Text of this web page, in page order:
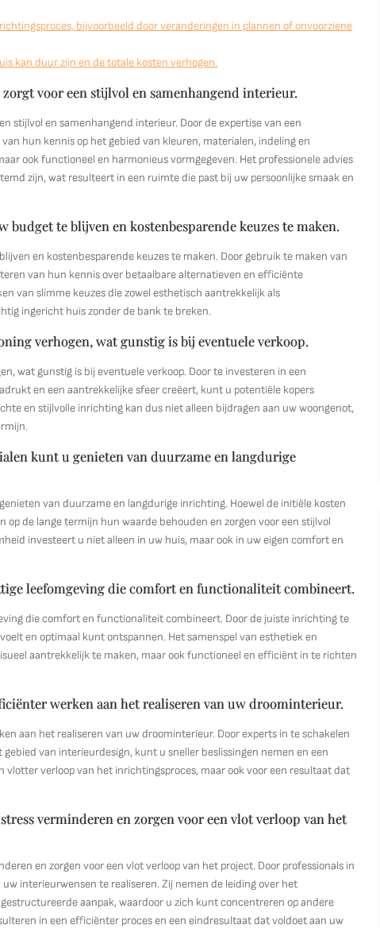
bijvoorbeeld door veranderingen in plannen of onvoorziene
kan duur zijn en de totale kosten verhogen.
voor een stijlvol en samenhangend interieur.
stijlvol en samenhangend interieur. Door de expertise van een
hun kennis op het gebied van kleuren, materialen, indeling en
ook functioneel en harmonieus vormgegeven. Het professionele advies
zijn, wat resulteert in een ruimte die past bij uw persoonlijke smaak en
te blijven en kostenbesparende keuzes te maken.
en kostenbesparende keuzes te maken. Door gebruik te maken van
van hun kennis over betaalbare alternatieven en efficiënte
van slimme keuzes die zowel esthetisch aantrekkelijk als
ingericht huis zonder de bank te breken.
verhogen, wat gunstig is bij eventuele verkoop.
wat gunstig is bij eventuele verkoop. Door te investeren in een
en een aantrekkelijke sfeer creëert, kunt u potentiële kopers
en stijlvolle inrichting kan dus niet alleen bijdragen aan uw woongenot,
kunt u genieten van duurzame en langdurige
van duurzame en langdurige inrichting. Hoewel de initiële kosten
de lange termijn hun waarde behouden en zorgen voor een stijlvol
investeert u niet alleen in uw huis, maar ook in uw eigen comfort en
leefomgeving die comfort en functionaliteit combineert.
die comfort en functionaliteit combineert. Door de juiste inrichting te
en optimaal kunt ontspannen. Het samenspel van esthetiek en
aantrekkelijk te maken, maar ook functioneel en efficiënt in te richten
werken aan het realiseren van uw droominterieur.
aan het realiseren van uw droominterieur. Door experts in te schakelen
van interieurdesign, kunt u sneller beslissingen nemen en een
verloop van het inrichtingsproces, maar ook voor een resultaat dat
verminderen en zorgen voor een vlot verloop van het
en zorgen voor een vlot verloop van het project. Door professionals in
interieurwensen te realiseren. Zij nemen de leiding over het
aanpak, waardoor u zich kunt concentreren op andere
in een efficiënter proces en een eindresultaat dat voldoet aan uw